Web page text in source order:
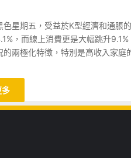
色星期五，受益於K型經濟和通脹
，而線上消費更是大幅跳升
的兩極化特徵，特別是高收入家庭
多